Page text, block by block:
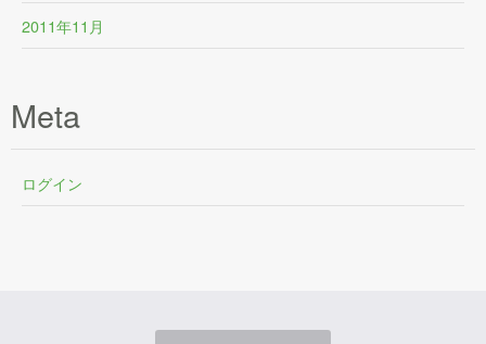
2011年11月
Meta
ログイン